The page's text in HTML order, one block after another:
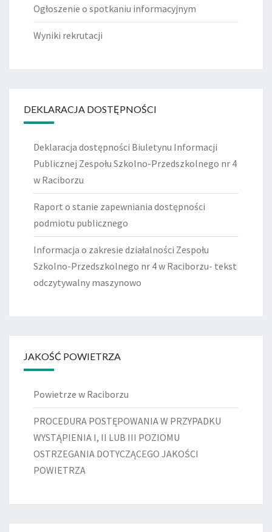
Ogłoszenie o spotkaniu informacyjnym
Wyniki rekrutacji
DEKLARACJA DOSTĘPNOŚCI
Deklaracja dostępności Biuletynu Informacji
Publicznej Zespołu Szkolno-Przedszkolnego nr 4
w Raciborzu
Raport o stanie zapewniania dostępności
podmiotu publicznego
Informacja o zakresie działalności Zespołu
Szkolno-Przedszkolnego nr 4 w Raciborzu- tekst
odczytywalny maszynowo
JAKOŚĆ POWIETRZA
Powietrze w Raciborzu
PROCEDURA POSTĘPOWANIA W PRZYPADKU
WYSTĄPIENIA I, II LUB III POZIOMU
OSTRZEGANIA DOTYCZĄCEGO JAKOŚCI
POWIETRZA